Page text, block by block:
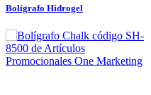
Bolígrafo Hidrogel